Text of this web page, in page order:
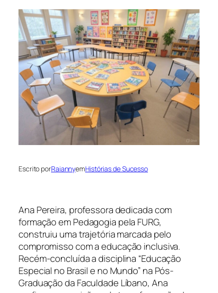
Escrito porRaiannyemHistórias de Sucesso
Ana Pereira, professora dedicada com
formação em Pedagogia pela FURG,
construiu uma trajetória marcada pelo
compromisso com a educação inclusiva.
Recém-concluída a disciplina “Educação
Especial no Brasil e no Mundo” na Pós-
Graduação da Faculdade Líbano, Ana